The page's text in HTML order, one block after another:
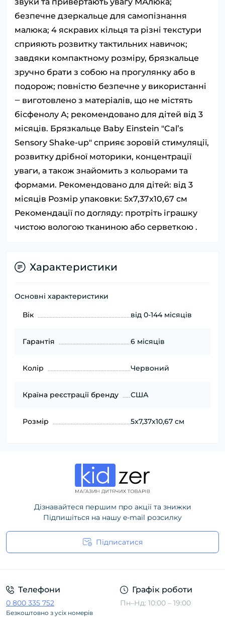
безпечне дзеркальце для самопізнання
малюка; 4 яскравих кільця та різні текстури
сприяють розвитку тактильних навичок;
завдяки компактному розміру, брязкальце
зручно брати з собою на прогулянку або в
подорож; повністю безпечне у використанні
‒ виготовлено ​​з матеріалів, що не містять
бісфенолу А; рекомендовано для дітей від 3
місяців. Брязкальце Baby Einstein "Cal’s
Sensory Shake-up" сприяє зоровій стимуляції,
розвитку дрібної моторики, концентрації
уваги, а також знайомить з кольорами та
формами. Рекомендовано для дітей: від 3
місяців Розмір упаковки: 5x7,37x10,67 см
Рекомендації по догляду: протріть іграшку
чистою вологою тканиною або серветкою .
Характеристики
Основні характеристики
Вік від 0-144 місяців
Гарантія 6 місяців
Колір Червоний
Країна реєстрації бренду США
Розмір 5x7,37x10,67 см
Дізнавайтеся першим про акції та знижки
Підпишіться на нашу e-mail розсилку
Підписатися
Телефони
0 800 335 752
Безкоштовно з усіх номерів
Графік роботи
Пн–Нд: 10:00 – 19:00